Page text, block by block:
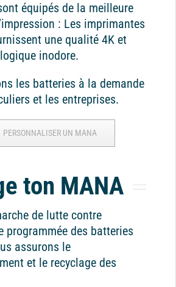
équipés de la meilleure
: Les imprimantes
une qualité 4K et
inodore.
les batteries à la demande
et les entreprises.
PERSONNALISER UN MANA
ton MANA
de lutte contre
programmée des batteries
assurons le
et le recyclage des